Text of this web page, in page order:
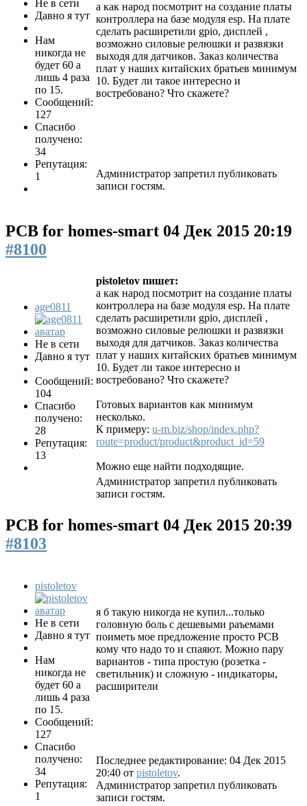
Не в сети
Давно я тут
Нам
никогда не
будет 60 а
лишь 4 раза
по 15.
Сообщений:
127
Спасибо
получено:
34
Репутация:
1
а как народ посмотрит на создание платы
контроллера на базе модуля esp. На плате
сделать расширетили gpio, дисплей ,
возможно силовые релюшки и развязки
выходя для датчиков. Заказ количества
плат у наших китайских братьев минимум
10. Будет ли такое интересно и
востребовано? Что скажете?
Администратор запретил публиковать
записи гостям.
PCB for homes-smart 04 Дек 2015 20:19
#8100
age0811
Не в сети
Давно я тут
Сообщений:
104
Спасибо
получено:
28
Репутация:
13
pistoletov пишет:
а как народ посмотрит на создание платы
контроллера на базе модуля esp. На плате
сделать расширетили gpio, дисплей ,
возможно силовые релюшки и развязки
выходя для датчиков. Заказ количества
плат у наших китайских братьев минимум
10. Будет ли такое интересно и
востребовано? Что скажете?
Готовых вариантов как минимум
несколько.
К примеру: u-m.biz/shop/index.php?
route=product/product&product_id=59
Можно еще найти подходящие.
Администратор запретил публиковать
записи гостям.
PCB for homes-smart 04 Дек 2015 20:39
#8103
pistoletov
Не в сети
Давно я тут
Нам
никогда не
будет 60 а
лишь 4 раза
по 15.
Сообщений:
127
Спасибо
получено:
34
Репутация:
1
я б такую никогда не купил...только
головную боль с дешевыми раъемами
поиметь мое предложение просто PCB
кому что надо то и спаяют. Можно пару
вариантов - типа простую (розетка -
светильник) и сложную - индикаторы,
расширители
Последнее редактирование: 04 Дек 2015
20:40 от pistoletov.
Администратор запретил публиковать
записи гостям.